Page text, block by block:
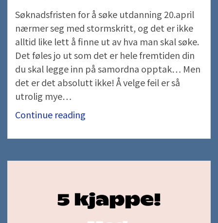
Søknadsfristen for å søke utdanning 20.april
nærmer seg med stormskritt, og det er ikke
alltid like lett å finne ut av hva man skal søke.
Det føles jo ut som det er hele fremtiden din
du skal legge inn på samordna opptak… Men
det er det absolutt ikke! Å velge feil er så
utrolig mye…
Continue reading
jeg
jeg
skal